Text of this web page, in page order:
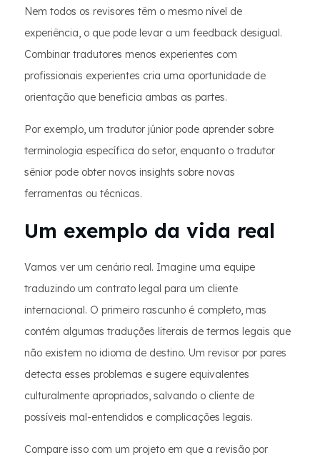
Nem todos os revisores têm o mesmo nível de
experiência, o que pode levar a um feedback desigual.
Combinar tradutores menos experientes com
profissionais experientes cria uma oportunidade de
orientação que beneficia ambas as partes.
Por exemplo, um tradutor júnior pode aprender sobre
terminologia específica do setor, enquanto o tradutor
sênior pode obter novos insights sobre novas
ferramentas ou técnicas.
Um exemplo da vida real
Vamos ver um cenário real. Imagine uma equipe
traduzindo um contrato legal para um cliente
internacional. O primeiro rascunho é completo, mas
contém algumas traduções literais de termos legais que
não existem no idioma de destino. Um revisor por pares
detecta esses problemas e sugere equivalentes
culturalmente apropriados, salvando o cliente de
possíveis mal-entendidos e complicações legais.
Compare isso com um projeto em que a revisão por